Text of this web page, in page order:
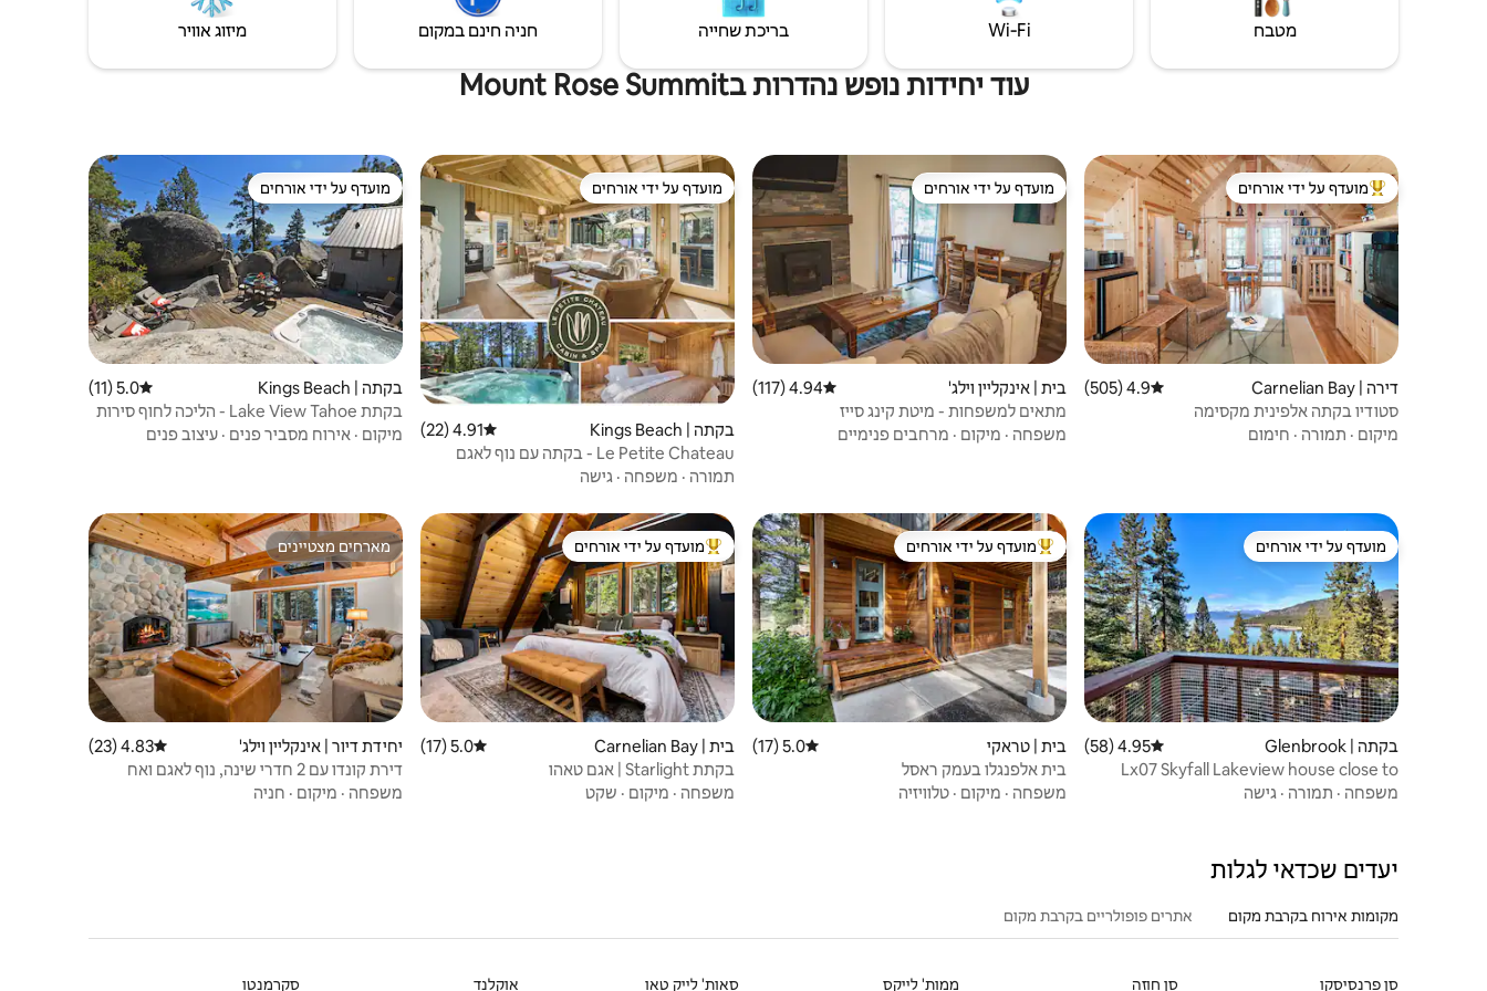
מטבח Wi‑Fi בריכת שחייה חניה חינם במקום מיזוג אוויר
עוד יחידות נופש נהדרות בMount Rose Summit
מוביל בקרב נכסים מועדפים על ידי אורחים
מועדף על ידי אורחים
דירה | Carnelian Bay דירוג ממוצע של 4.9 מתוך 5, 505 ביקורות
4.9 (505)
סטודיו בקתה אלפינית מקסימה
מיקום · תמורה · חימום
מועדף על ידי אורחים
מועדף על ידי אורחים
בית | אינקליין וילג' דירוג ממוצע של 4.94 מתוך 5, 117 ביקורות
4.94 (117)
מתאים למשפחות - מיטת קינג סייז
משפחה · מיקום · מרחבים פנימיים
מועדף על ידי אורחים
מועדף על ידי אורחים
בקתה | Kings Beach דירוג ממוצע של 4.91 מתוך 5, 22 ביקורות
4.91 (22)
Le Petite Chateau - בקתה עם נוף לאגם
וספא
תמורה · משפחה · גישה
מועדף על ידי אורחים
מועדף על ידי אורחים
בקתה | Kings Beach דירוג ממוצע של 5.0 מתוך 5, 11 ביקורות
5.0 (11)
בקתת Lake View Tahoe - הליכה לחוף סירות
המהירות
מיקום · אירוח מסביר פנים · עיצוב פנים
מועדף על ידי אורחים
מועדף על ידי אורחים
בקתה | Glenbrook דירוג ממוצע של 4.95 מתוך 5, 58 ביקורות
4.95 (58)
Lx07 Skyfall Lakeview house close to
Edgewood
משפחה · תמורה · גישה
מוביל בקרב נכסים מועדפים על ידי אורחים
מועדף על ידי אורחים
בית | טראקי דירוג ממוצע של 5.0 מתוך 5, 17 ביקורות
5.0 (17)
בית אלפנגלו בעמק ראסל
משפחה · מיקום · טלוויזיה
מוביל בקרב נכסים מועדפים על ידי אורחים
מועדף על ידי אורחים
בית | Carnelian Bay דירוג ממוצע של 5.0 מתוך 5, 17 ביקורות
5.0 (17)
בקתת Starlight | אגם טאהו
משפחה · מיקום · שקט
מארחים מצטיינים
מארחים מצטיינים
יחידת דיור | אינקליין וילג' דירוג ממוצע של 4.83 מתוך 5, 23 ביקורות
4.83 (23)
דירת קונדו עם 2 חדרי שינה, נוף לאגם ואח
משפחה · מיקום · חניה
יעדים שכדאי לגלות
מקומות אירוח בקרבת מקום אתרים פופולריים בקרבת מקום
סן פרנסיסקו סן חוזה ממות' לייקס סאות' לייק טאו אוקלנד סקרמנטו